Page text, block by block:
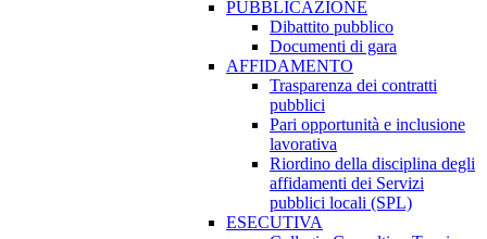
PUBBLICAZIONE
Dibattito pubblico
Documenti di gara
AFFIDAMENTO
Trasparenza dei contratti
pubblici
Pari opportunità e inclusione
lavorativa
Riordino della disciplina degli
affidamenti dei Servizi
pubblici locali (SPL)
ESECUTIVA